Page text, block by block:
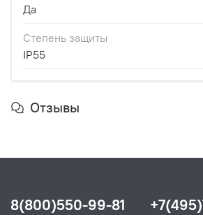
Да
Степень защиты
IP55
Отзывы
8(800)550-99-81